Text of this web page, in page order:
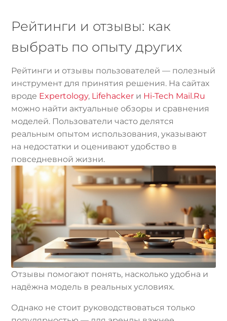
Рейтинги и отзывы: как
выбрать по опыту других
Рейтинги и отзывы пользователей — полезный
инструмент для принятия решения. На сайтах
вроде Expertology, Lifehacker и Hi-Tech Mail.Ru
можно найти актуальные обзоры и сравнения
моделей. Пользователи часто делятся
реальным опытом использования, указывают
на недостатки и оценивают удобство в
повседневной жизни.
Отзывы помогают понять, насколько удобна и
надёжна модель в реальных условиях.
Однако не стоит руководствоваться только